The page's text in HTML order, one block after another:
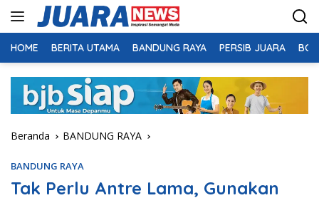
HOME BERITA UTAMA BANDUNG RAYA PERSIB JUARA
Beranda BANDUNG RAYA
BANDUNG RAYA
Tak Perlu Antre Lama, Gunakan